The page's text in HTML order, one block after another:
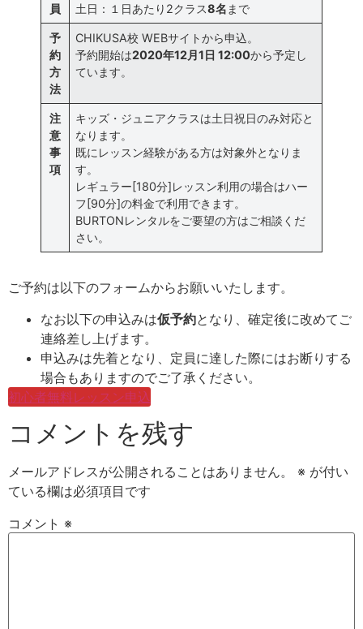
員
土日：１日あたり2クラス8名 まで
予
約
方
法
CHIKUSA校 WEBサイトから申込。
予約開始は2020年12月1日 12:00から予定し
ています。
注
意
事
項
キッズ・ジュニアクラスは土日祝日のみ対応と
なります。
既にレッスン経験がある方は対象外となりま
す。
レギュラー[180分]レッスン利用の場合はハー
フ[90分]の料金で利用できます。
BURTONレンタルをご要望の方はご相談くだ
さい。
ご予約は以下のフォームからお願いいたします。
なお以下の申込みは仮予約となり、確定後に改めてご
連絡差し上げます。
申込みは先着となり、定員に達した際にはお断りする
場合もありますのでご了承ください。
初心者無料レッスン申込
コメントを残す
メールアドレスが公開されることはありません。 ※ が付い
ている欄は必須項目です
コメント ※